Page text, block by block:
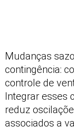
Mudanças
contingência:
controle de
Integrar esses
reduz
associados a